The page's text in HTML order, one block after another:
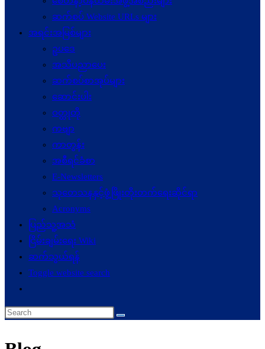
ဆက်စပ် Website URLs များ
အရင်းအမြစ်များ
ဥပဒေ
အသိပညာပေး
ဆက်စပ်စာအုပ်များ
ဆောင်းပါး
ဝတ္ထုတို
ကဗျာ
ကာတွန်း
အစီရင်ခံစာ
E-Newsletters
သုတေသနနှင့်ဖွံ့ဖြိုးတိုးတက်ရေးဆိုင်ရာ
Acronyms
ပြည်သူ့အသံ
ငြိမ်းချမ်းရေး Wiki
ဆက်သွယ်ရန်
Toggle website search